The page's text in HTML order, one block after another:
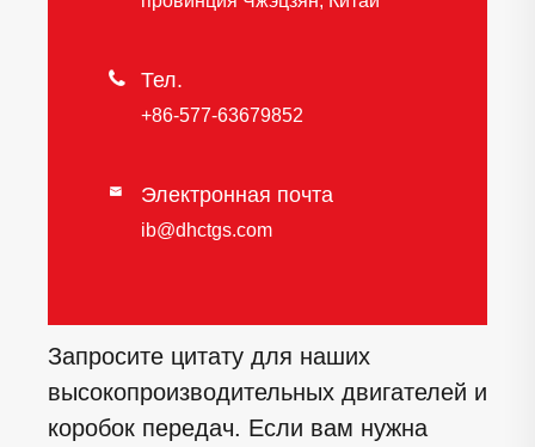
 Тел.
+86-577-63679852
 Электронная почта
ib@dhctgs.com
Запросите цитату для наших
высокопроизводительных двигателей и
коробок передач. Если вам нужна